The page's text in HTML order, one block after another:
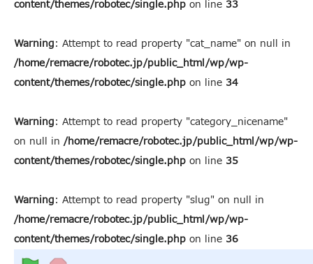
content/themes/robotec/single.php on line 33
Warning: Attempt to read property "cat_name" on null in
/home/remacre/robotec.jp/public_html/wp/wp-
content/themes/robotec/single.php on line 34
Warning: Attempt to read property "category_nicename"
on null in /home/remacre/robotec.jp/public_html/wp/wp-
content/themes/robotec/single.php on line 35
Warning: Attempt to read property "slug" on null in
/home/remacre/robotec.jp/public_html/wp/wp-
content/themes/robotec/single.php on line 36